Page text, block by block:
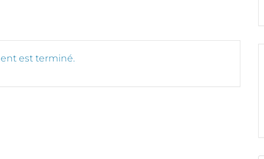
est terminé.